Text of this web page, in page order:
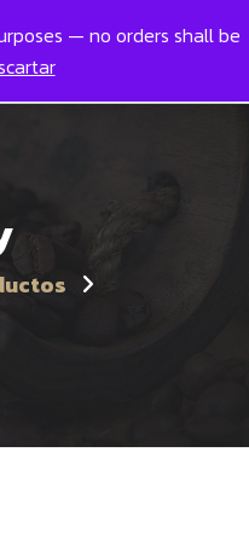
— no orders shall be